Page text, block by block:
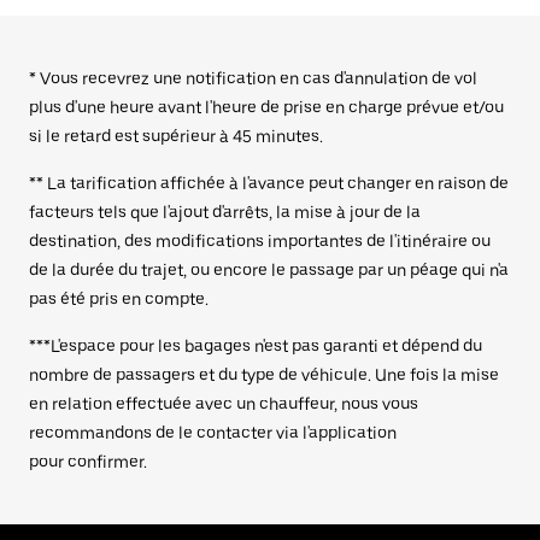
* Vous recevrez une notification en cas d'annulation de vol
plus d'une heure avant l'heure de prise en charge prévue et/ou
si le retard est supérieur à 45 minutes.
** La tarification affichée à l'avance peut changer en raison de
facteurs tels que l'ajout d'arrêts, la mise à jour de la
destination, des modifications importantes de l'itinéraire ou
de la durée du trajet, ou encore le passage par un péage qui n'a
pas été pris en compte.
***L'espace pour les bagages n'est pas garanti et dépend du
nombre de passagers et du type de véhicule. Une fois la mise
en relation effectuée avec un chauffeur, nous vous
recommandons de le contacter via l'application
pour confirmer.